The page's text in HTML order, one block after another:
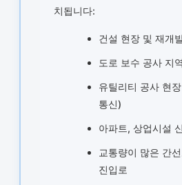
치됩니다:
건설 현장 및 재개
도로 보수 공사 지역
유틸리티 공사 현
통신)
아파트, 상업시설
교통량이 많은 간
진입로